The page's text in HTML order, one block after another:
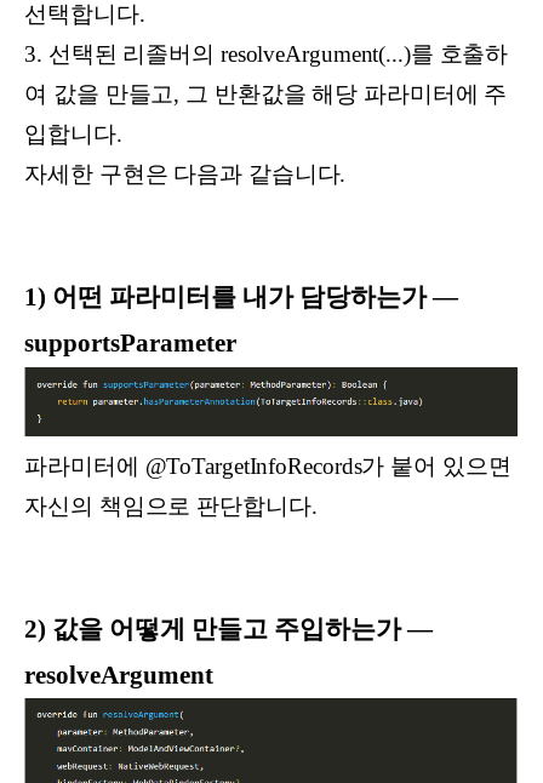
선택합니다.
3. 선택된 리졸버의 resolveArgument(...)를 호출하
여 값을 만들고, 그 반환값을 해당 파라미터에 주
입합니다.
자세한 구현은 다음과 같습니다.
1) 어떤 파라미터를 내가 담당하는가 —
supportsParameter
파라미터에 @ToTargetInfoRecords가 붙어 있으면
자신의 책임으로 판단합니다.
2) 값을 어떻게 만들고 주입하는가 —
resolveArgument